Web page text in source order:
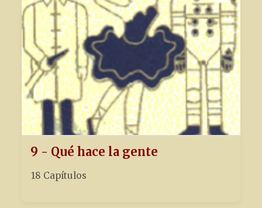
9 - Qué hace la gente
18 Capítulos